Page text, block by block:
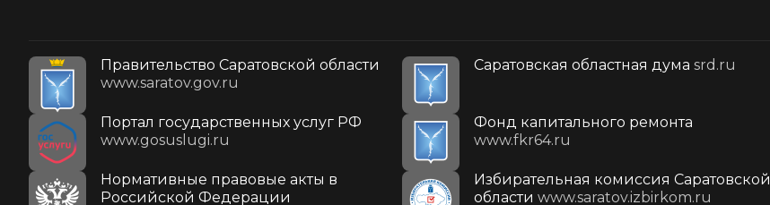
Правительство Саратовской области
www.saratov.gov.ru
Саратовская областная дума srd.ru
Портал государственных услуг РФ
www.gosuslugi.ru
Фонд капитального ремонта
www.fkr64.ru
Нормативные правовые акты в
Российской Федерации
Избирательная комиссия Саратовской
области www.saratov.izbirkom.ru